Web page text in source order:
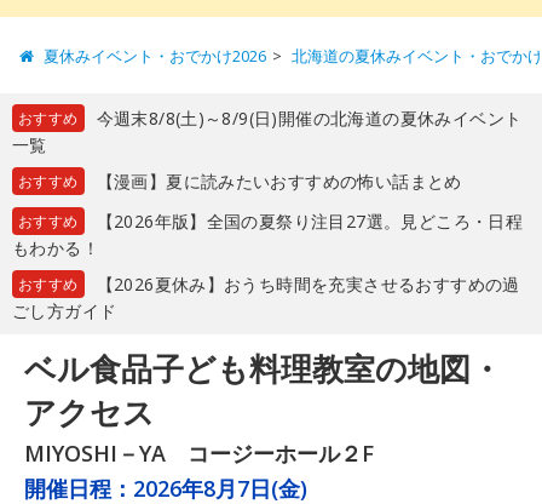
夏休みイベント・おでかけ2026 北海道の夏休みイベント・おでか
おすすめ
今週末8/8(土)～8/9(日)開催の北海道の夏休みイベント
一覧
おすすめ 【漫画】夏に読みたいおすすめの怖い話まとめ
おすすめ
【2026年版】全国の夏祭り注目27選。見どころ・日程
もわかる！
おすすめ
【2026夏休み】おうち時間を充実させるおすすめの過
ごし方ガイド
ベル食品子ども料理教室の地図・
アクセス
MIYOSHI－YA コージーホール２F
開催日程： 2026年8月7日(金)